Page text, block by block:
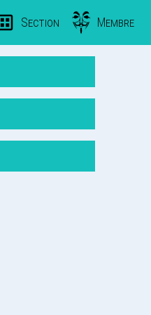
Section Membre